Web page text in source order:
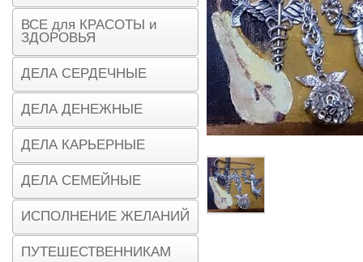
ВСЕ для КРАСОТЫ и
ЗДОРОВЬЯ
ДЕЛА СЕРДЕЧНЫЕ
ДЕЛА ДЕНЕЖНЫЕ
ДЕЛА КАРЬЕРНЫЕ
ДЕЛА СЕМЕЙНЫЕ
ИСПОЛНЕНИЕ ЖЕЛАНИЙ
ПУТЕШЕСТВЕННИКАМ